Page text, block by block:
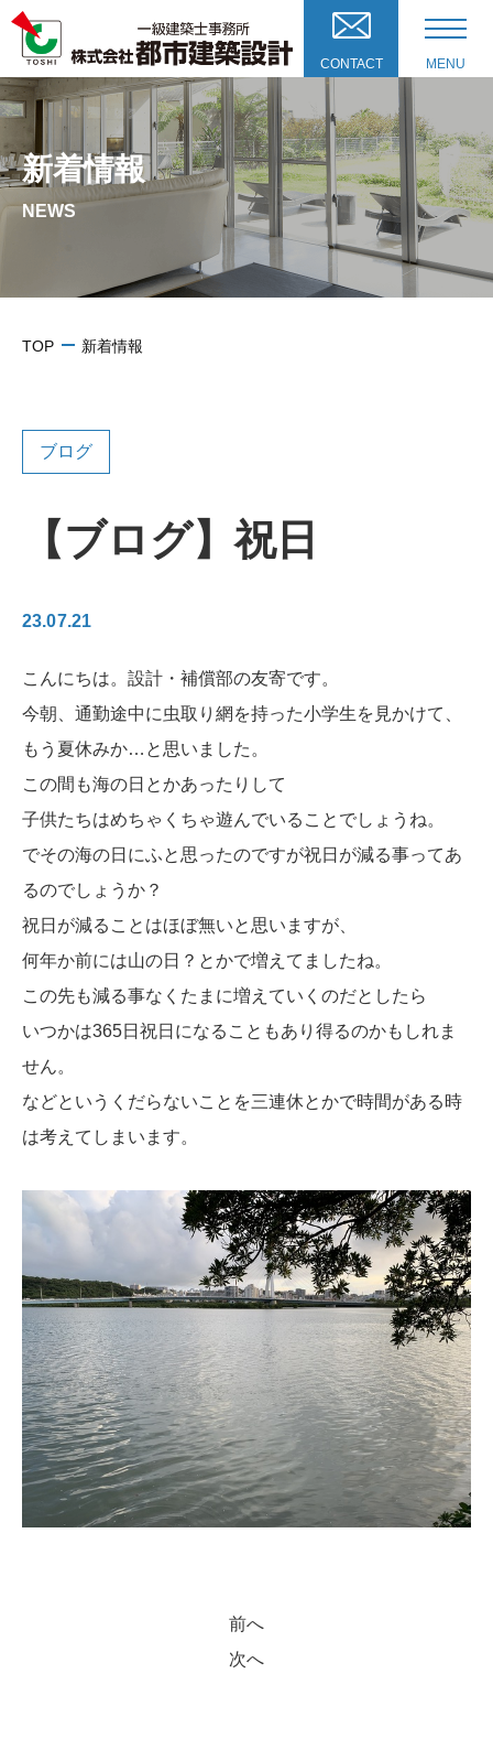
CONTACT MENU
新着情報
NEWS
TOP 新着情報
ブログ
【ブログ】祝日
23.07.21
こんにちは。設計・補償部の友寄です。
今朝、通勤途中に虫取り網を持った小学生を見かけて、
もう夏休みか…と思いました。
この間も海の日とかあったりして
子供たちはめちゃくちゃ遊んでいることでしょうね。
でその海の日にふと思ったのですが祝日が減る事ってあ
るのでしょうか？
祝日が減ることはほぼ無いと思いますが、
何年か前には山の日？とかで増えてましたね。
この先も減る事なくたまに増えていくのだとしたら
いつかは365日祝日になることもあり得るのかもしれま
せん。
などというくだらないことを三連休とかで時間がある時
は考えてしまいます。
前へ
次へ